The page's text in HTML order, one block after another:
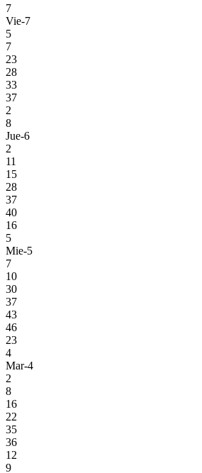
7
Vie-7
5
7
23
28
33
37
2
8
Jue-6
2
11
15
28
37
40
16
5
Mie-5
7
10
30
37
43
46
23
4
Mar-4
2
8
16
22
35
36
12
9